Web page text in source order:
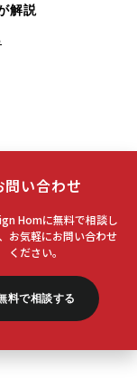
解説
問い合わせ
Homに無料で相談し
お気軽にお問い合わせ
ください。
料で相談する